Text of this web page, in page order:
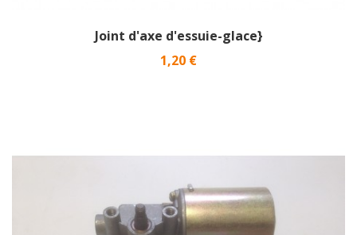
Joint d'axe d'essuie-glace}
Prix
1,20 €